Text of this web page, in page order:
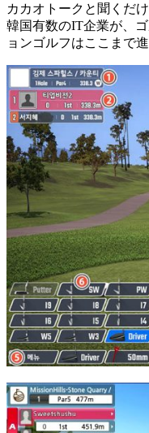
カカオトークと聞くだ
韓国有数のIT企業が、
ョンゴルフはここまで